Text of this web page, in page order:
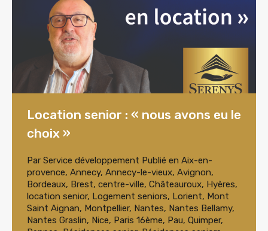
Location senior : « nous avons eu le
choix »
Par Service développement Publié en Aix-en-
provence, Annecy, Annecy-le-vieux, Avignon,
Bordeaux, Brest, centre-ville, Châteauroux, Hyères,
location senior, Logement seniors, Lorient, Mont
Saint Aignan, Montpellier, Nantes, Nantes Bellamy,
Nantes Graslin, Nice, Paris 16ème, Pau, Quimper,